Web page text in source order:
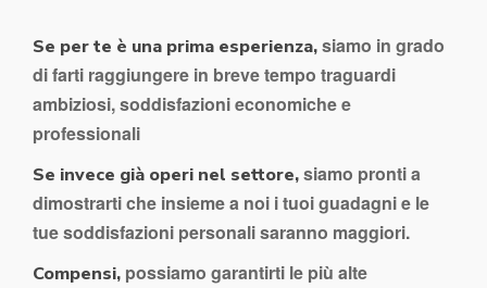
Se per te è una prima esperienza,siamo in grado
di farti raggiungere in breve tempo traguardi
ambiziosi, soddisfazioni economiche e
professionali
Se invece già operi nel settore,siamo pronti a
dimostrarti che insieme a noi i tuoi guadagni e le
tue soddisfazioni personali saranno maggiori.
Compensi, possiamo garantirti le più alte